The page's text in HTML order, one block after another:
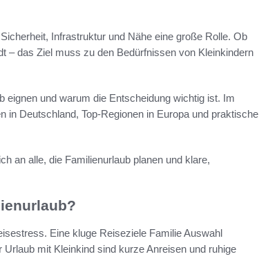
Infrastruktur und Nähe eine große Rolle. Ob
– das Ziel muss zu den Bedürfnissen von Kleinkindern
eignen und warum die Entscheidung wichtig ist. Im
in Deutschland, Top-Regionen in Europa und praktische
an alle, die Familienurlaub planen und klare,
Eine kluge Reiseziele Familie Auswahl
mit Kleinkind sind kurze Anreisen und ruhige